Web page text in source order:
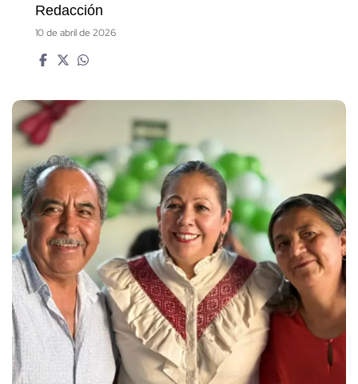
Redacción
10 de abril de 2026